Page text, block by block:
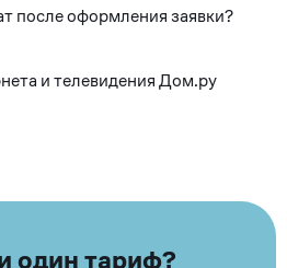
после оформления заявки?
и телевидения Дом.ру
один тариф?